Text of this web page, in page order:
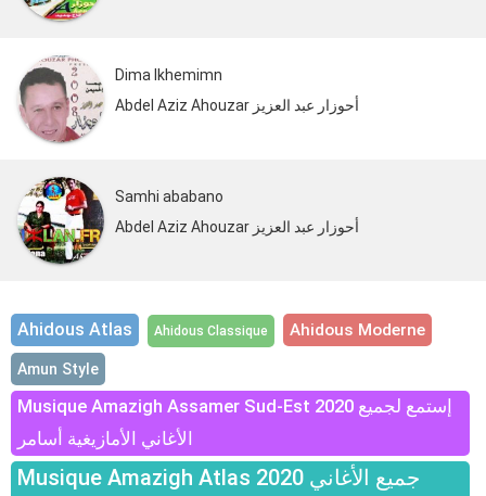
Dima Ikhemimn
Abdel Aziz Ahouzar أحوزار عبد العزيز
Samhi ababano
Abdel Aziz Ahouzar أحوزار عبد العزيز
Ahidous Atlas Ahidous Classique Ahidous Moderne
Amun Style
Musique Amazigh Assamer Sud-Est 2020 إستمع لجميع
الأغاني الأمازيغية أسامر
Musique Amazigh Atlas 2020 جميع الأغاني